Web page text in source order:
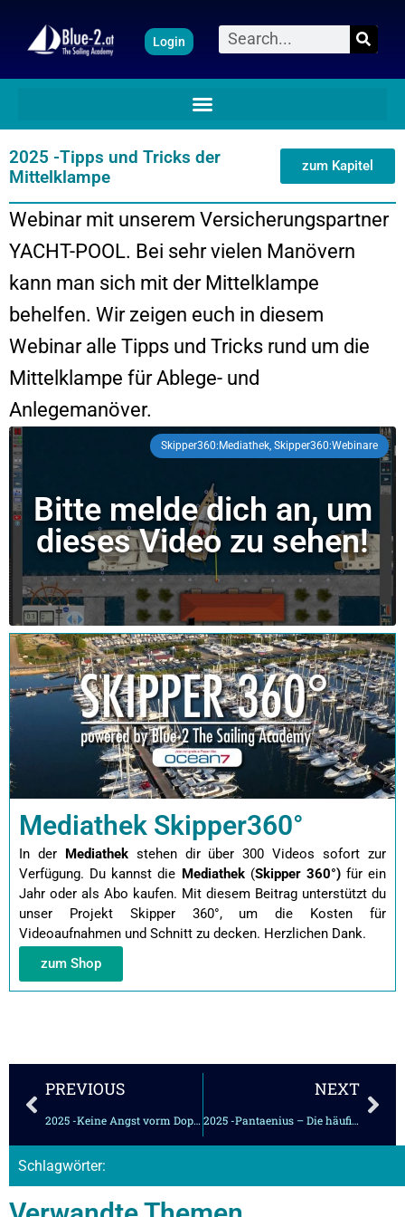
Inhalt
springen
Login Suche
2025 -Tipps und Tricks der
Mittelklampe
zum Kapitel
Webinar mit unserem Versicherungspartner
YACHT-POOL. Bei sehr vielen Manövern
kann man sich mit der Mittelklampe
behelfen. Wir zeigen euch in diesem
Webinar alle Tipps und Tricks rund um die
Mittelklampe für Ablege- und
Anlegemanöver.
Skipper360:Mediathek, Skipper360:Webinare
Bitte melde dich an, um
dieses Video zu sehen!
Mediathek Skipper360°
In der Mediathekstehen dir über 300 Videos sofort zur
Verfügung. Du kannst die Mediathek(Skipper 360°)für ein
Jahr oder als Abo kaufen. Mit diesem Beitrag unterstützt du
unser Projekt Skipper 360°, um die Kosten für
Videoaufnahmen und Schnitt zu decken. Herzlichen Dank.
zum Shop
Zurück
PREVIOUS
2025 -Keine Angst vorm Doppelruder
NEXT
2025 -Pantaenius – Die häufigsten Schadensursachen
Schlagwörter: